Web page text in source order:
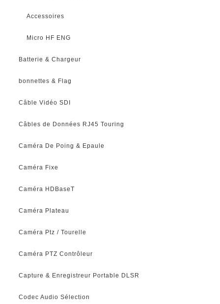
Accessoires
Micro HF ENG
Batterie & Chargeur
bonnettes & Flag
Câble Vidéo SDI
Câbles de Données RJ45 Touring
Caméra De Poing & Epaule
Caméra Fixe
Caméra HDBaseT
Caméra Plateau
Caméra Ptz / Tourelle
Caméra PTZ Contrôleur
Capture & Enregistreur Portable DLSR
Codec Audio Sélection